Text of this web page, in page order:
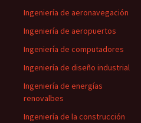
Ingeniería de aeronavegación
Ingeniería de aeropuertos
Ingeniería de computadores
Ingeniería de diseño industrial
Ingeniería de energías
renovalbes
Ingeniería de la construcción